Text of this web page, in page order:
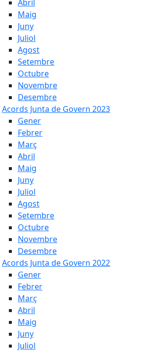
Abril
Maig
Juny
Juliol
Agost
Setembre
Octubre
Novembre
Desembre
Acords Junta de Govern 2023
Gener
Febrer
Març
Abril
Maig
Juny
Juliol
Agost
Setembre
Octubre
Novembre
Desembre
Acords Junta de Govern 2022
Gener
Febrer
Març
Abril
Maig
Juny
Juliol